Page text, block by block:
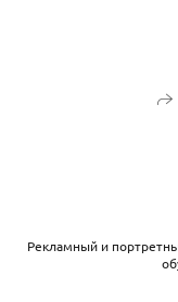
Рекламный и